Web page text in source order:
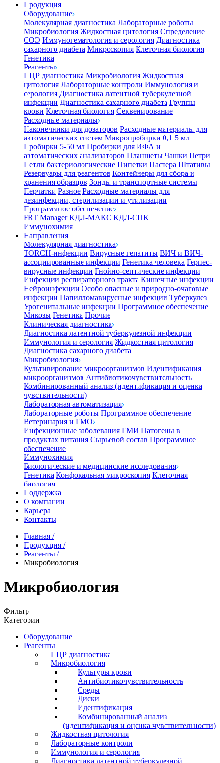
Продукция
Оборудование
Молекулярная диагностика Лабораторные роботы
Микробиология Жидкостная цитология Определение
СОЭ Иммуногематология и серология Диагностика
сахарного диабета Микроскопия Клеточная биология
Генетика
Реагенты
ПЦР диагностика Микробиология Жидкостная
цитология Лабораторные контроли Иммунология и
серология Диагностика латентной туберкулезной
инфекции Диагностика сахарного диабета Группы
крови Клеточная биология Секвенирование
Расходные материалы
Наконечники для дозаторов Расходные материалы для
автоматических систем Микропробирки 0,1-5 мл
Пробирки 5-50 мл Пробирки для ИФА и
автоматических анализаторов Планшеты Чашки Петри
Петли бактериологические Пипетки Пастера Штативы
Резервуары для реагентов Контейнеры для сбора и
хранения образцов Зонды и транспортные системы
Перчатки Разное Расходные материалы для
дезинфекции, стерилизации и утилизации
Программное обеспечение
FRT Manager КДЛ-МАКС КДЛ-СПК
Иммунохимия
Направления
Молекулярная диагностика
TORCH-инфекции Вирусные гепатиты ВИЧ и ВИЧ-
ассоциированные инфекции Генетика человека Герпес-
вирусные инфекции Гнойно-септические инфекции
Инфекции респираторного тракта Кишечные инфекции
Нейроинфекции Особо опасные и природно-очаговые
инфекции Папилломавирусные инфекции Туберкулез
Урогенитальные инфекции Программное обеспечение
Микозы Генетика Прочие
Клиническая диагностика
Диагностика латентной туберкулезной инфекции
Иммунология и серология Жидкостная цитология
Диагностика сахарного диабета
Микробиология
Культивирование микроорганизмов Идентификация
микроорганизмов Антибиотикочувствительность
Комбинированный анализ (идентификация и оценка
чувствительности)
Лабораторная автоматизация
Лабораторные роботы Программное обеспечение
Ветеринария и ГМО
Инфекционные заболевания ГМИ Патогены в
продуктах питания Сырьевой состав Программное
обеспечение
Иммунохимия
Биологические и медицинские исследования
Генетика Конфокальная микроскопия Клеточная
биология
Поддержка
О компании
Карьера
Контакты
Главная /
Продукция /
Реагенты /
Микробиология
Микробиология
Фильтр
Категории
Оборудование
Реагенты
ПЦР диагностика
Микробиология
Культуры крови
Антибиотикочувствительность
Среды
Диски
Идентификация
Комбинированный анализ
(идентификация и оценка чувствительности)
Жидкостная цитология
Лабораторные контроли
Иммунология и серология
Диагностика латентной туберкулезной